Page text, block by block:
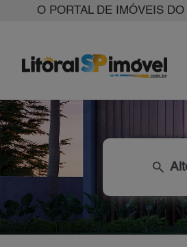
O PORTAL DE IMÓVEIS DO
search